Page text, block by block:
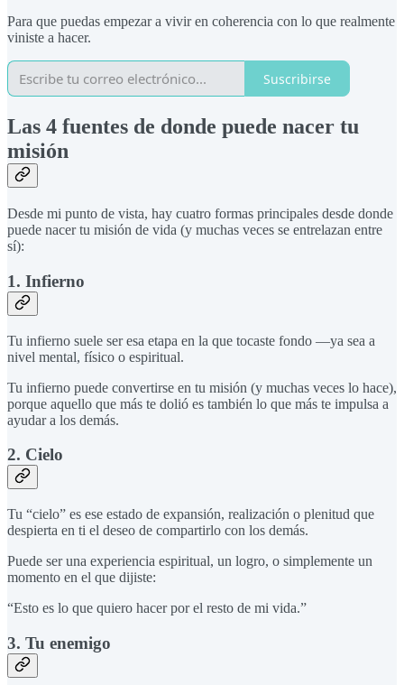
Para que puedas empezar a vivir en coherencia con lo que realmente
viniste a hacer.
Suscribirse
Las 4 fuentes de donde puede nacer tu
misión
Desde mi punto de vista, hay cuatro formas principales desde donde
puede nacer tu misión de vida (y muchas veces se entrelazan entre
sí):
1. Infierno
Tu infierno suele ser esa etapa en la que tocaste fondo —ya sea a
nivel mental, físico o espiritual.
Tu infierno puede convertirse en tu misión (y muchas veces lo hace),
porque aquello que más te dolió es también lo que más te impulsa a
ayudar a los demás.
2. Cielo
Tu “cielo” es ese estado de expansión, realización o plenitud que
despierta en ti el deseo de compartirlo con los demás.
Puede ser una experiencia espiritual, un logro, o simplemente un
momento en el que dijiste:
“Esto es lo que quiero hacer por el resto de mi vida.”
3. Tu enemigo